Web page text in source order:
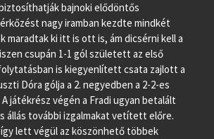
bajnoki elődöntős
nagy iramban kezdte mindkét
maradtak ki itt is ott is, ám dicsérni kell a
csupán 1-1 gól született az első
is kiegyenlített csata zajlott a
Dóra gólja a 2. negyedben a 2-2-es
játékrész végén a Fradi ugyan betalált
állás további izgalmakat vetített előre.
így lett végül az köszönhető többek